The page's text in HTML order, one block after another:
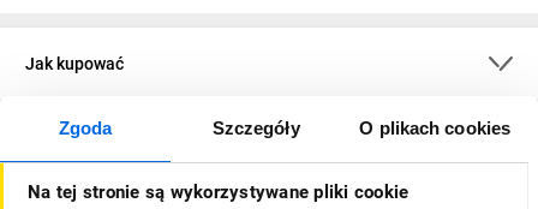
Zgoda Szczegóły O plikach cookies
Na tej stronie są wykorzystywane pliki cookie
Jak kupować
O firmie